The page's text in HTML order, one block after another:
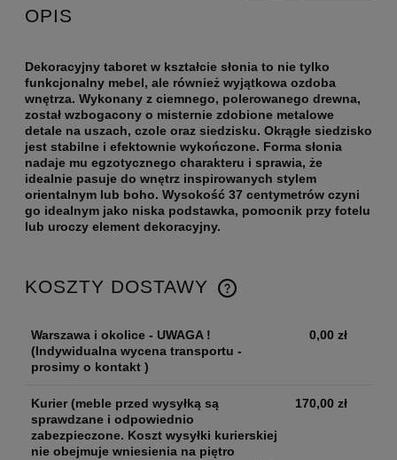
OPIS
Dekoracyjny taboret w kształcie słonia to nie tylko
funkcjonalny mebel, ale również wyjątkowa ozdoba
wnętrza. Wykonany z ciemnego, polerowanego drewna,
został wzbogacony o misternie zdobione metalowe
detale na uszach, czole oraz siedzisku. Okrągłe siedzisko
jest stabilne i efektownie wykończone. Forma słonia
nadaje mu egzotycznego charakteru i sprawia, że
idealnie pasuje do wnętrz inspirowanych stylem
orientalnym lub boho. Wysokość 37 centymetrów czyni
go idealnym jako niska podstawka, pomocnik przy fotelu
lub uroczy element dekoracyjny.
KOSZTY DOSTAWY
Warszawa i okolice - UWAGA !
(Indywidualna wycena transportu -
prosimy o kontakt )
0,00 zł
Kurier(meble przed wysyłką są
sprawdzane i odpowiednio
zabezpieczone. Koszt wysyłki kurierskiej
nie obejmuje wniesienia na piętro
170,00 zł